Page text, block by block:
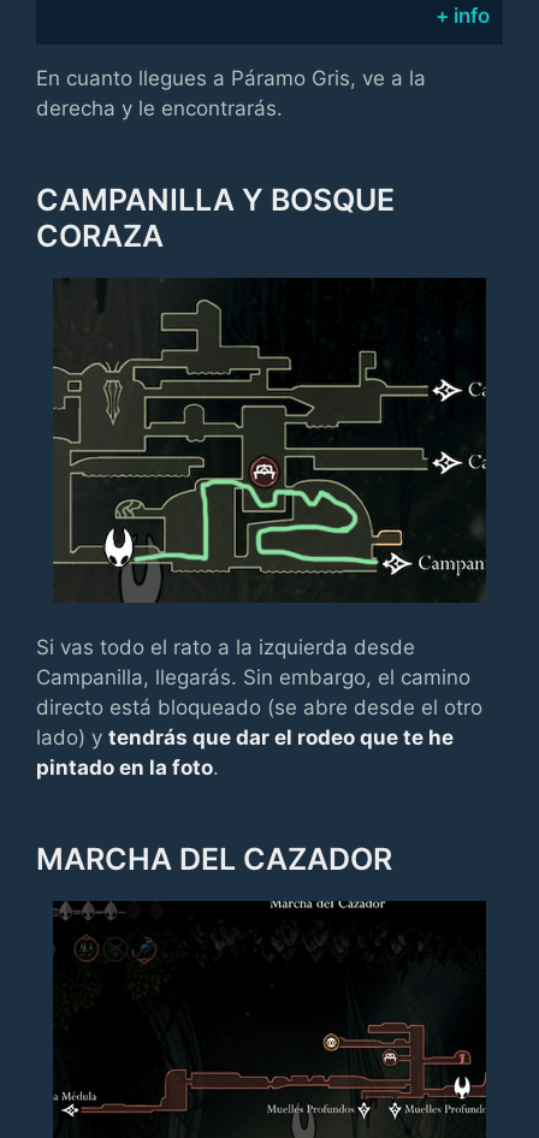
+ info
En cuanto llegues a Páramo Gris, ve a la
derecha y le encontrarás.
CAMPANILLA Y BOSQUE
CORAZA
Si vas todo el rato a la izquierda desde
Campanilla, llegarás. Sin embargo, el camino
directo está bloqueado (se abre desde el otro
lado) y tendrás que dar el rodeo que te he
pintado en la foto.
MARCHA DEL CAZADOR